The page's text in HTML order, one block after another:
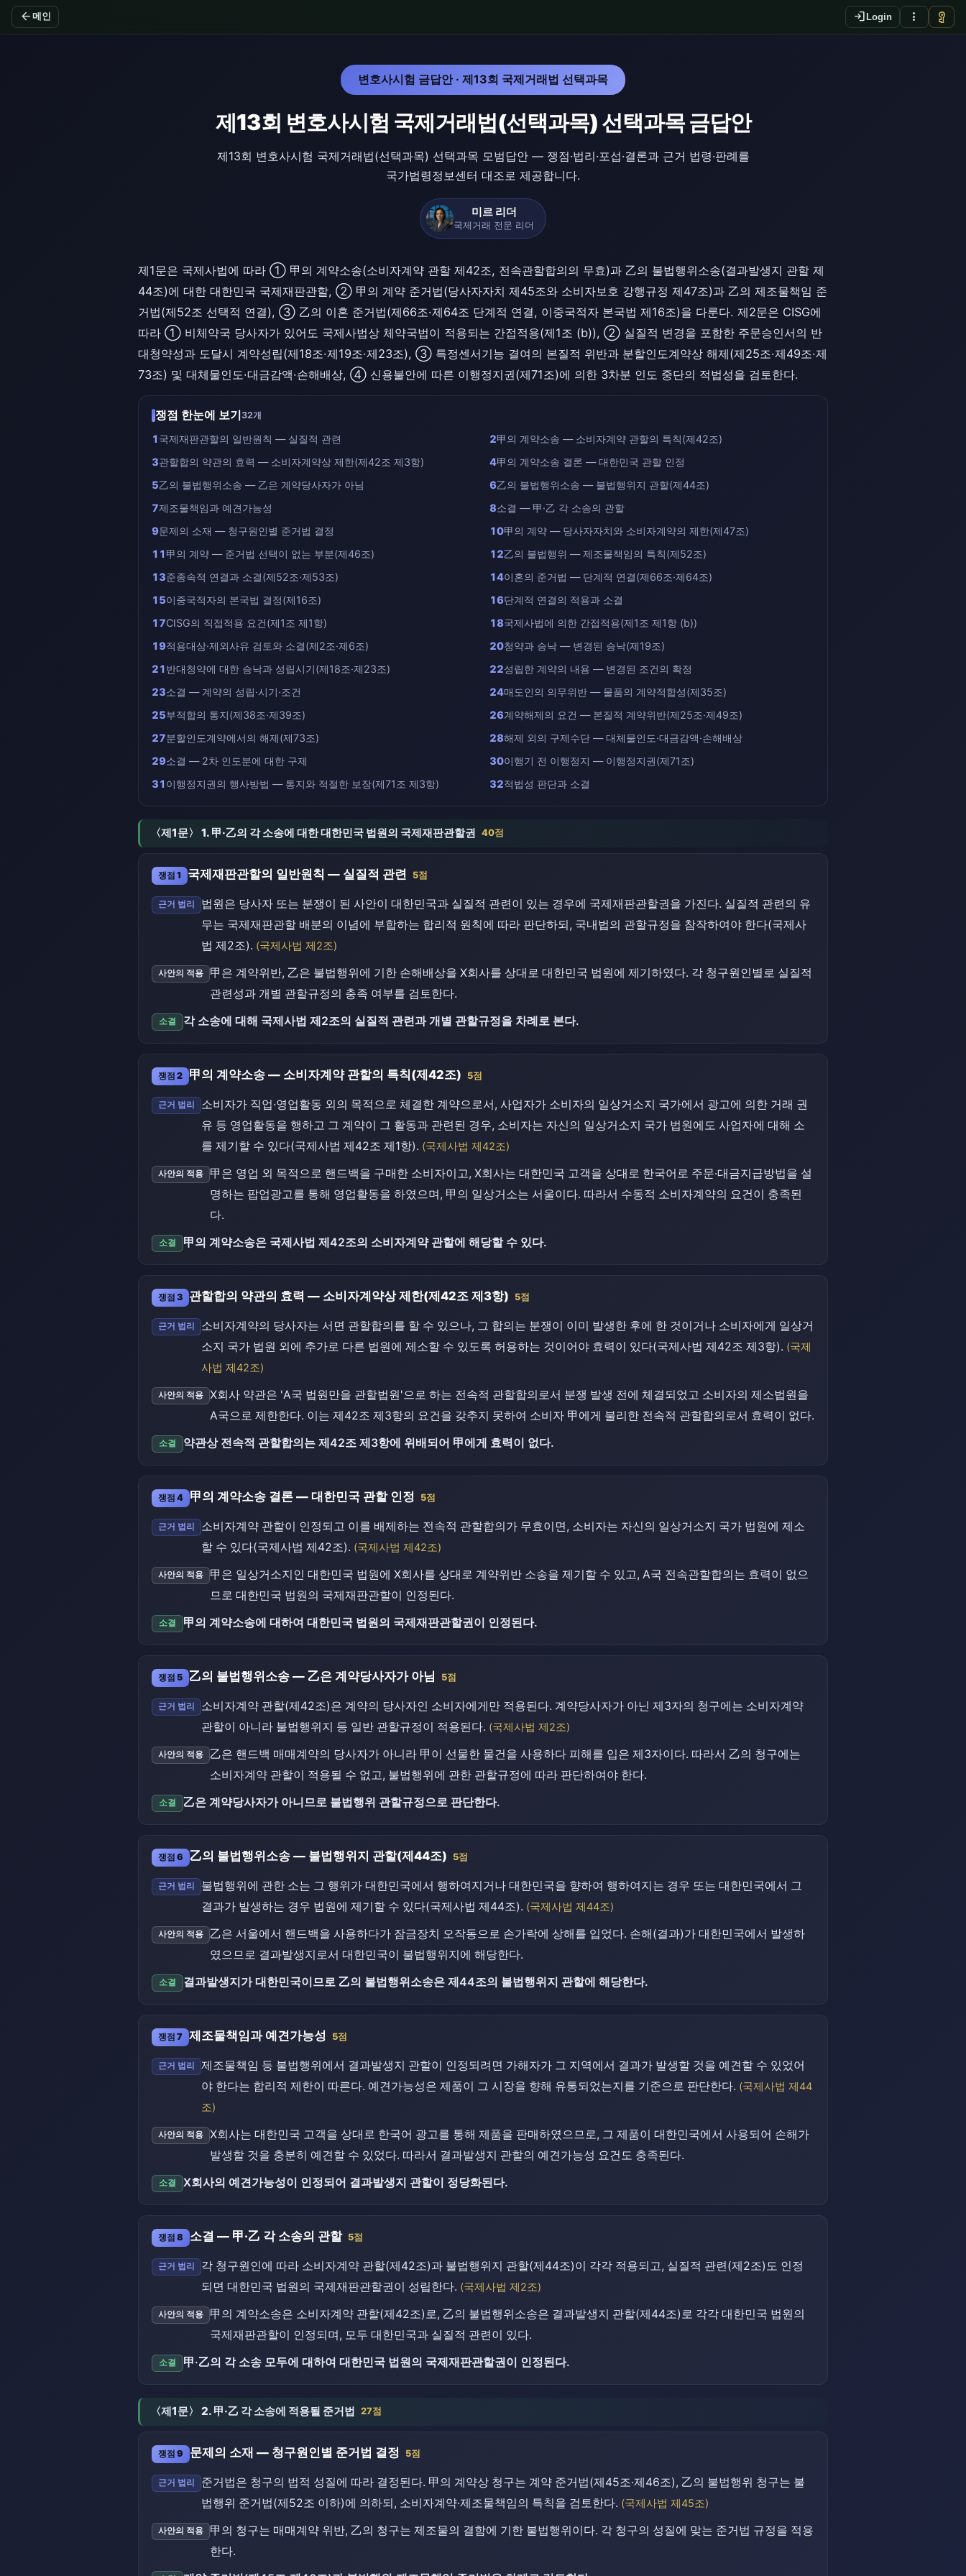
arrow_back 메인 login Login more_vert vpn_key
변호사시험 금답안 · 제13회 국제거래법 선택과목
제13회 변호사시험 국제거래법(선택과목) 선택과목 금답안
제13회 변호사시험 국제거래법(선택과목) 선택과목 모범답안 — 쟁점·법리·포섭·결론과 근거 법령·판례를
국가법령정보센터 대조로 제공합니다.
미르 리더
국제거래 전문 리더
제1문은 국제사법에 따라 ① 甲의 계약소송(소비자계약 관할 제42조, 전속관할합의의 무효)과 乙의 불법행위소송(결과발생지 관할 제
44조)에 대한 대한민국 국제재판관할, ② 甲의 계약 준거법(당사자자치 제45조와 소비자보호 강행규정 제47조)과 乙의 제조물책임 준
거법(제52조 선택적 연결), ③ 乙의 이혼 준거법(제66조·제64조 단계적 연결, 이중국적자 본국법 제16조)을 다룬다. 제2문은 CISG에
따라 ① 비체약국 당사자가 있어도 국제사법상 체약국법이 적용되는 간접적용(제1조 (b)), ② 실질적 변경을 포함한 주문승인서의 반
대청약성과 도달시 계약성립(제18조·제19조·제23조), ③ 특정센서기능 결여의 본질적 위반과 분할인도계약상 해제(제25조·제49조·제
73조) 및 대체물인도·대금감액·손해배상, ④ 신용불안에 따른 이행정지권(제71조)에 의한 3차분 인도 중단의 적법성을 검토한다.
쟁점 한눈에 보기32개
1국제재판관할의 일반원칙 — 실질적 관련 2甲의 계약소송 — 소비자계약 관할의 특칙(제42조)
3관할합의 약관의 효력 — 소비자계약상 제한(제42조 제3항) 4甲의 계약소송 결론 — 대한민국 관할 인정
5乙의 불법행위소송 — 乙은 계약당사자가 아님 6乙의 불법행위소송 — 불법행위지 관할(제44조)
7제조물책임과 예견가능성 8소결 — 甲·乙 각 소송의 관할
9문제의 소재 — 청구원인별 준거법 결정 10甲의 계약 — 당사자자치와 소비자계약의 제한(제47조)
11甲의 계약 — 준거법 선택이 없는 부분(제46조) 12乙의 불법행위 — 제조물책임의 특칙(제52조)
13준종속적 연결과 소결(제52조·제53조) 14이혼의 준거법 — 단계적 연결(제66조·제64조)
15이중국적자의 본국법 결정(제16조) 16단계적 연결의 적용과 소결
17CISG의 직접적용 요건(제1조 제1항) 18국제사법에 의한 간접적용(제1조 제1항 (b))
19적용대상·제외사유 검토와 소결(제2조·제6조) 20청약과 승낙 — 변경된 승낙(제19조)
21반대청약에 대한 승낙과 성립시기(제18조·제23조) 22성립한 계약의 내용 — 변경된 조건의 확정
23소결 — 계약의 성립·시기·조건 24매도인의 의무위반 — 물품의 계약적합성(제35조)
25부적합의 통지(제38조·제39조) 26계약해제의 요건 — 본질적 계약위반(제25조·제49조)
27분할인도계약에서의 해제(제73조) 28해제 외의 구제수단 — 대체물인도·대금감액·손해배상
29소결 — 2차 인도분에 대한 구제 30이행기 전 이행정지 — 이행정지권(제71조)
31이행정지권의 행사방법 — 통지와 적절한 보장(제71조 제3항) 32적법성 판단과 소결
〈제1문〉 1. 甲·乙의 각 소송에 대한 대한민국 법원의 국제재판관할권 40점
쟁점 1 국제재판관할의 일반원칙 — 실질적 관련 5점
근거 법리
법원은 당사자 또는 분쟁이 된 사안이 대한민국과 실질적 관련이 있는 경우에 국제재판관할권을 가진다. 실질적 관련의 유
무는 국제재판관할 배분의 이념에 부합하는 합리적 원칙에 따라 판단하되, 국내법의 관할규정을 참작하여야 한다(국제사
법 제2조). (국제사법 제2조)
사안의 적용
甲은 계약위반, 乙은 불법행위에 기한 손해배상을 X회사를 상대로 대한민국 법원에 제기하였다. 각 청구원인별로 실질적
관련성과 개별 관할규정의 충족 여부를 검토한다.
소결 각 소송에 대해 국제사법 제2조의 실질적 관련과 개별 관할규정을 차례로 본다.
쟁점 2 甲의 계약소송 — 소비자계약 관할의 특칙(제42조) 5점
근거 법리
소비자가 직업·영업활동 외의 목적으로 체결한 계약으로서, 사업자가 소비자의 일상거소지 국가에서 광고에 의한 거래 권
유 등 영업활동을 행하고 그 계약이 그 활동과 관련된 경우, 소비자는 자신의 일상거소지 국가 법원에도 사업자에 대해 소
를 제기할 수 있다(국제사법 제42조 제1항). (국제사법 제42조)
사안의 적용
甲은 영업 외 목적으로 핸드백을 구매한 소비자이고, X회사는 대한민국 고객을 상대로 한국어로 주문·대금지급방법을 설
명하는 팝업광고를 통해 영업활동을 하였으며, 甲의 일상거소는 서울이다. 따라서 수동적 소비자계약의 요건이 충족된
다.
소결 甲의 계약소송은 국제사법 제42조의 소비자계약 관할에 해당할 수 있다.
쟁점 3 관할합의 약관의 효력 — 소비자계약상 제한(제42조 제3항) 5점
근거 법리
소비자계약의 당사자는 서면 관할합의를 할 수 있으나, 그 합의는 분쟁이 이미 발생한 후에 한 것이거나 소비자에게 일상거
소지 국가 법원 외에 추가로 다른 법원에 제소할 수 있도록 허용하는 것이어야 효력이 있다(국제사법 제42조 제3항). (국제
사법 제42조)
사안의 적용
X회사 약관은 'A국 법원만을 관할법원'으로 하는 전속적 관할합의로서 분쟁 발생 전에 체결되었고 소비자의 제소법원을
A국으로 제한한다. 이는 제42조 제3항의 요건을 갖추지 못하여 소비자 甲에게 불리한 전속적 관할합의로서 효력이 없다.
소결 약관상 전속적 관할합의는 제42조 제3항에 위배되어 甲에게 효력이 없다.
쟁점 4 甲의 계약소송 결론 — 대한민국 관할 인정 5점
근거 법리
소비자계약 관할이 인정되고 이를 배제하는 전속적 관할합의가 무효이면, 소비자는 자신의 일상거소지 국가 법원에 제소
할 수 있다(국제사법 제42조). (국제사법 제42조)
사안의 적용
甲은 일상거소지인 대한민국 법원에 X회사를 상대로 계약위반 소송을 제기할 수 있고, A국 전속관할합의는 효력이 없으
므로 대한민국 법원의 국제재판관할이 인정된다.
소결 甲의 계약소송에 대하여 대한민국 법원의 국제재판관할권이 인정된다.
쟁점 5 乙의 불법행위소송 — 乙은 계약당사자가 아님 5점
근거 법리
소비자계약 관할(제42조)은 계약의 당사자인 소비자에게만 적용된다. 계약당사자가 아닌 제3자의 청구에는 소비자계약
관할이 아니라 불법행위지 등 일반 관할규정이 적용된다. (국제사법 제2조)
사안의 적용
乙은 핸드백 매매계약의 당사자가 아니라 甲이 선물한 물건을 사용하다 피해를 입은 제3자이다. 따라서 乙의 청구에는
소비자계약 관할이 적용될 수 없고, 불법행위에 관한 관할규정에 따라 판단하여야 한다.
소결 乙은 계약당사자가 아니므로 불법행위 관할규정으로 판단한다.
쟁점 6 乙의 불법행위소송 — 불법행위지 관할(제44조) 5점
근거 법리
불법행위에 관한 소는 그 행위가 대한민국에서 행하여지거나 대한민국을 향하여 행하여지는 경우 또는 대한민국에서 그
결과가 발생하는 경우 법원에 제기할 수 있다(국제사법 제44조). (국제사법 제44조)
사안의 적용
乙은 서울에서 핸드백을 사용하다가 잠금장치 오작동으로 손가락에 상해를 입었다. 손해(결과)가 대한민국에서 발생하
였으므로 결과발생지로서 대한민국이 불법행위지에 해당한다.
소결 결과발생지가 대한민국이므로 乙의 불법행위소송은 제44조의 불법행위지 관할에 해당한다.
쟁점 7 제조물책임과 예견가능성 5점
근거 법리
제조물책임 등 불법행위에서 결과발생지 관할이 인정되려면 가해자가 그 지역에서 결과가 발생할 것을 예견할 수 있었어
야 한다는 합리적 제한이 따른다. 예견가능성은 제품이 그 시장을 향해 유통되었는지를 기준으로 판단한다. (국제사법 제44
조)
사안의 적용
X회사는 대한민국 고객을 상대로 한국어 광고를 통해 제품을 판매하였으므로, 그 제품이 대한민국에서 사용되어 손해가
발생할 것을 충분히 예견할 수 있었다. 따라서 결과발생지 관할의 예견가능성 요건도 충족된다.
소결 X회사의 예견가능성이 인정되어 결과발생지 관할이 정당화된다.
쟁점 8 소결 — 甲·乙 각 소송의 관할 5점
근거 법리
각 청구원인에 따라 소비자계약 관할(제42조)과 불법행위지 관할(제44조)이 각각 적용되고, 실질적 관련(제2조)도 인정
되면 대한민국 법원의 국제재판관할권이 성립한다. (국제사법 제2조)
사안의 적용
甲의 계약소송은 소비자계약 관할(제42조)로, 乙의 불법행위소송은 결과발생지 관할(제44조)로 각각 대한민국 법원의
국제재판관할이 인정되며, 모두 대한민국과 실질적 관련이 있다.
소결 甲·乙의 각 소송 모두에 대하여 대한민국 법원의 국제재판관할권이 인정된다.
〈제1문〉 2. 甲·乙 각 소송에 적용될 준거법 27점
쟁점 9 문제의 소재 — 청구원인별 준거법 결정 5점
근거 법리
준거법은 청구의 법적 성질에 따라 결정된다. 甲의 계약상 청구는 계약 준거법(제45조·제46조), 乙의 불법행위 청구는 불
법행위 준거법(제52조 이하)에 의하되, 소비자계약·제조물책임의 특칙을 검토한다. (국제사법 제45조)
사안의 적용
甲의 청구는 매매계약 위반, 乙의 청구는 제조물의 결함에 기한 불법행위이다. 각 청구의 성질에 맞는 준거법 규정을 적용
한다.